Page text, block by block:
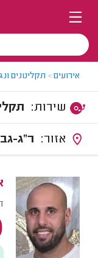
אירועים> תקליטנים
ר"ג-